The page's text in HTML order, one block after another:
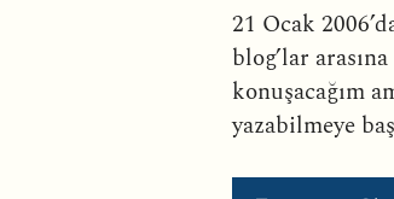
21 Ocak
blog’lar
konuşacağım
yazabilmeye